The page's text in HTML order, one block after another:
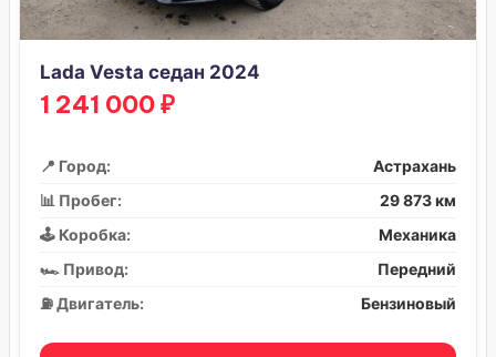
Lada Vesta седан 2024
1 241 000 ₽
📍 Город:
Астрахань
📊 Пробег:
29 873 км
🕹️ Коробка:
Механика
🏎️ Привод:
Передний
⛽ Двигатель:
Бензиновый